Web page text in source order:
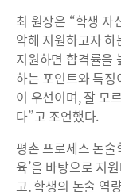
최 원장은 “학생 자
악해 지원하고자
지원하면 합격률을
하는 포인트와 특
이 우선이며, 잘 모
다”고 조언했다.
평촌 프로세스 논술
육’을 바탕으로 지
고, 학생의 논술 역